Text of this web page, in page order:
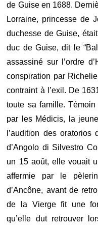
de Guise en 1688.
Lorraine, princesse de
duchesse de Guise,
duc de Guise, dit le
assassiné sur l’ordre
conspiration par
contraint à l’exil. De
toute sa famille.
par les Médicis, la
l’audition des
d’Angolo di Silvestro
un 15 août, elle vouait
affermie par le
d’Ancône, avant de
de la Vierge fit une
qu’elle dut retrouver